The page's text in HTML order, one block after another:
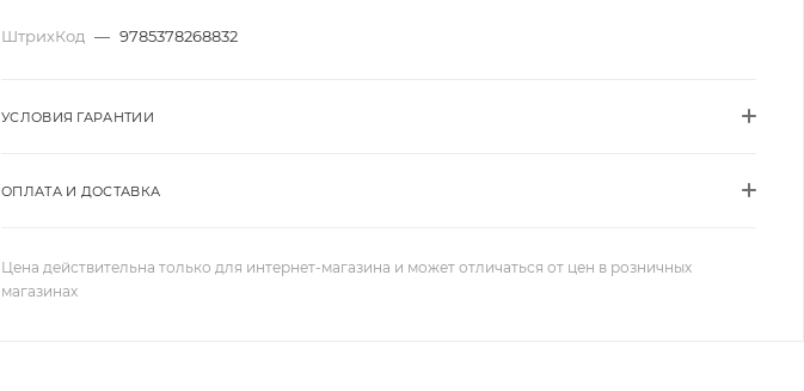
ШтрихКод — 9785378268832
УСЛОВИЯ ГАРАНТИИ
ОПЛАТА И ДОСТАВКА
Цена действительна только для интернет-магазина и может отличаться от цен в розничных
магазинах